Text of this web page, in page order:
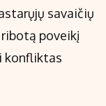
savaičių
poveikį
konfliktas